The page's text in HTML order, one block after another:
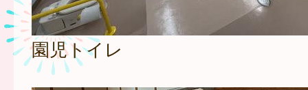
園児トイレ